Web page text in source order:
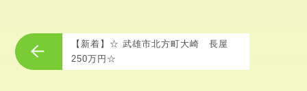
【新着】☆ 武雄市北方町大崎 長屋
250万円☆